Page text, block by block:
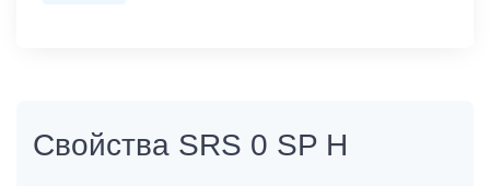
Свойства SRS 0 SP H